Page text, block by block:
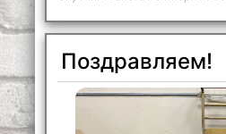
Поздравляем!